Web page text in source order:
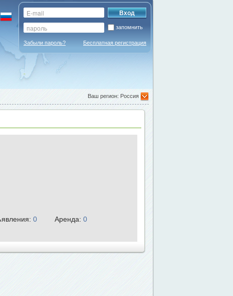
запомнить
Забыли пароль? Бесплатная регистрация
Ваш регион: Россия
0 Аренда: 0